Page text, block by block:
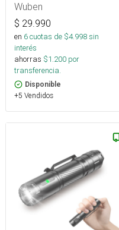
Wuben
$ 29.990
en 6cuotas de $4.998sin
interés
ahorras $1.200 por
transferencia.
Disponible
+5 Vendidos